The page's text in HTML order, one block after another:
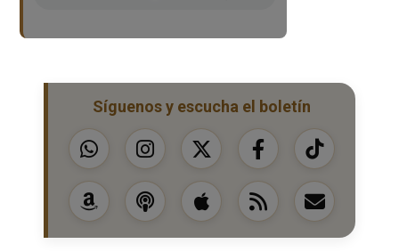
Síguenos y escucha el boletín